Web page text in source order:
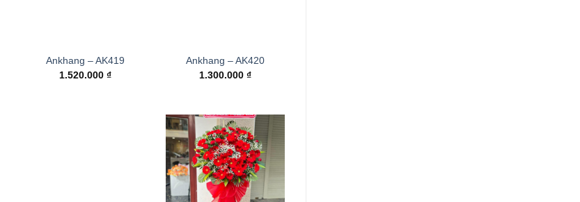
Ankhang – AK419
1.520.000₫
Ankhang – AK420
1.300.000 ₫